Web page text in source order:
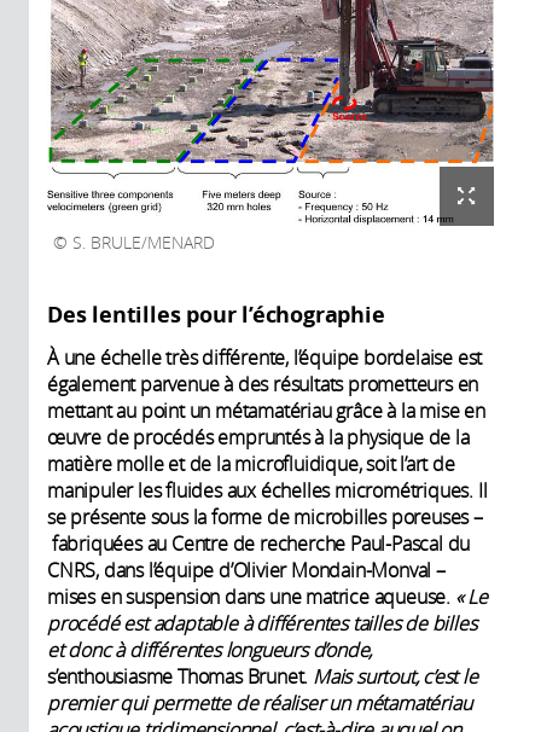
S. BRULE/MENARD
Des lentilles pour l’échographie
À une échelle très différente, l’équipe bordelaise est
également parvenue à des résultats prometteurs en
mettant au point un métamatériau grâce à la mise en
œuvre de procédés empruntés à la physique de la
matière molle et de la microfluidique, soit l’art de
manipuler les fluides aux échelles micrométriques. Il
se présente sous la forme de microbilles poreuses –
fabriquées au Centre de recherche Paul-Pascal du
CNRS, dans l’équipe d’Olivier Mondain-Monval –
mises en suspension dans une matrice aqueuse. « Le
procédé est adaptable à différentes tailles de billes
et donc à différentes longueurs d’onde,
s’enthousiasme Thomas Brunet. Mais surtout, c’est le
premier qui permette de réaliser un métamatériau